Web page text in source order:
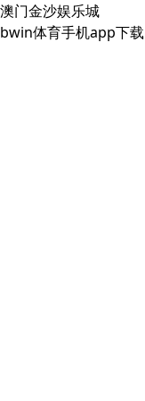
澳门金沙娱乐城
bwin体育手机app下载